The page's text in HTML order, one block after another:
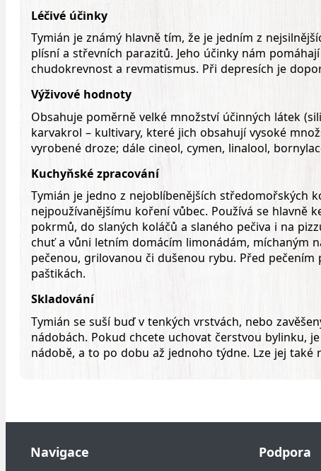
Léčivé účinky
Tymián je známý hlavně tím, že je jedním z
plísní a střevních parazitů. Jeho účinky nám
chudokrevnost a revmatismus. Při depresích je
Výživové hodnoty
Obsahuje poměrně velké množství účinných látek
karvakrol – kultivary, které jich obsahují vysoké
vyrobené droze; dále cineol, cymen, linalool,
Kuchyňské zpracování
Tymián je jedno z nejoblíbenějších středomořských
nejpoužívanějšímu koření vůbec. Používá se hlavně
pokrmů, do slaných koláčů a slaného pečiva i na
chuť a vůni letním domácím limonádám, míchaným
pečenou, grilovanou či dušenou rybu. Před
paštikách.
Skladování
Tymián se suší buď v tenkých vrstvách, nebo
nádobách. Pokud chcete uchovat čerstvou bylinku,
nádobě, a to po dobu až jednoho týdne. Lze jej také
Navigace Podpora